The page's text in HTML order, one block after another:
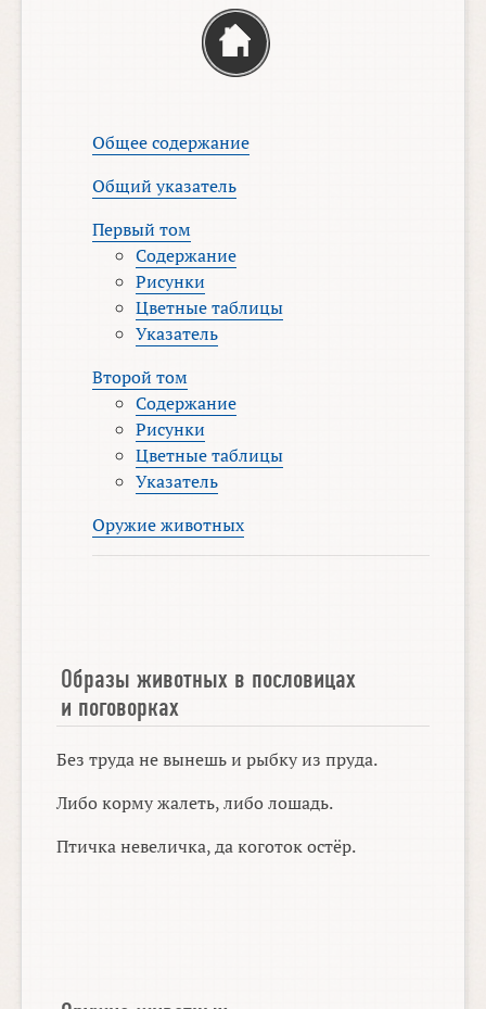
Общее содержание
Общий указатель
Первый том
Содержание
Рисунки
Цветные таблицы
Указатель
Второй том
Содержание
Рисунки
Цветные таблицы
Указатель
Оружие животных
Образы животных в пословицах
и поговорках
Без труда не вынешь и рыбку из пруда.
Либо корму жалеть, либо лошадь.
Птичка невеличка, да коготок остёр.